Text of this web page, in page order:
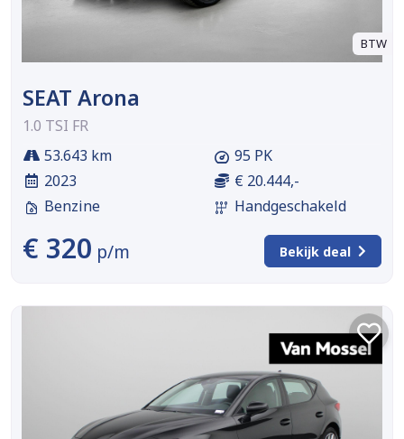
BTW
SEAT Arona
1.0 TSI FR
53.643 km
2023
Benzine
95 PK
€ 20.444,-
Handgeschakeld
€ 320 p/m Bekijk deal